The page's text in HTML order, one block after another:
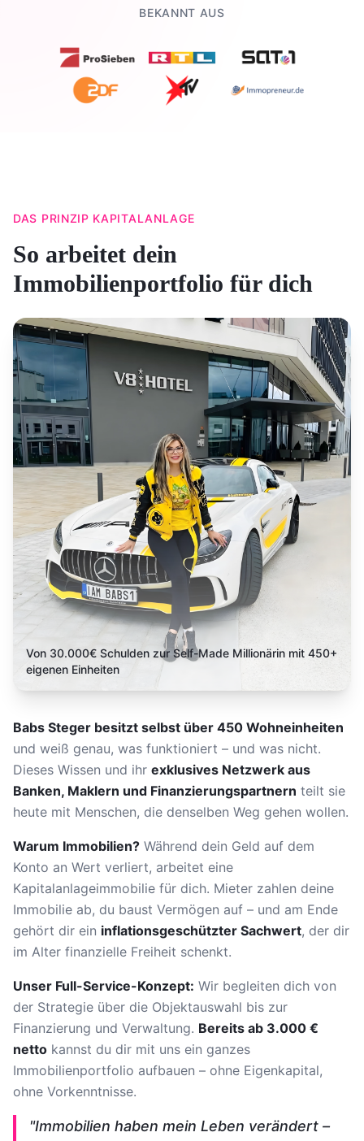
BEKANNT AUS
DAS PRINZIP KAPITALANLAGE
So arbeitet dein
Immobilienportfolio für dich
Von 30.000€ Schulden zur Self-Made Millionärin mit 450+
eigenen Einheiten
Babs Steger besitzt selbst über 450 Wohneinheiten
und weiß genau, was funktioniert – und was nicht.
Dieses Wissen und ihr exklusives Netzwerk aus
Banken, Maklern und Finanzierungspartnern teilt sie
heute mit Menschen, die denselben Weg gehen wollen.
Warum Immobilien? Während dein Geld auf dem
Konto an Wert verliert, arbeitet eine
Kapitalanlageimmobilie für dich. Mieter zahlen deine
Immobilie ab, du baust Vermögen auf – und am Ende
gehört dir ein inflationsgeschützter Sachwert, der dir
im Alter finanzielle Freiheit schenkt.
Unser Full-Service-Konzept: Wir begleiten dich von
der Strategie über die Objektauswahl bis zur
Finanzierung und Verwaltung. Bereits ab 3.000 €
netto kannst du dir mit uns ein ganzes
Immobilienportfolio aufbauen – ohne Eigenkapital,
ohne Vorkenntnisse.
"Immobilien haben mein Leben verändert –